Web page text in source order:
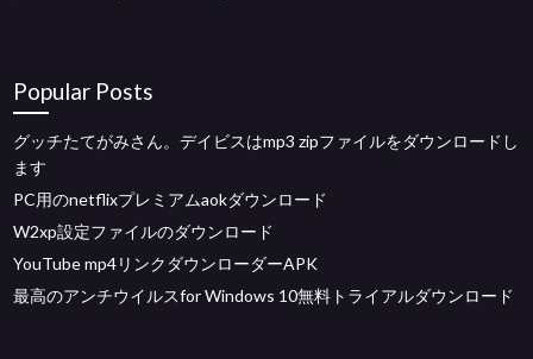
Popular Posts
グッチたてがみさん。デイビスはmp3 zipファイルをダウンロードし
ます
PC用のnetflixプレミアムaokダウンロード
W2xp設定ファイルのダウンロード
YouTube mp4リンクダウンローダーAPK
最高のアンチウイルスfor Windows 10無料トライアルダウンロード